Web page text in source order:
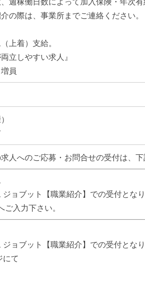
紹介の際は、事業所までご連絡
上着）支給。
立しやすい求人』
員
人へのご応募・お問合せの受付は、
ジョブット【職業紹介】での受付となり
ご入力下さい。
ジョブット【職業紹介】での受付となり
にて